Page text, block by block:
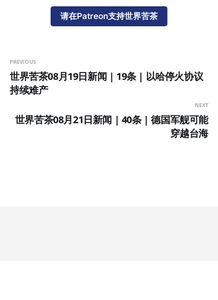
请在Patreon支持世界苦茶
PREVIOUS
世界苦茶08月19日新闻 | 19条 | 以哈停火协议
持续难产
NEXT
世界苦茶08月21日新闻 | 40条 | 德国军舰可能
穿越台海